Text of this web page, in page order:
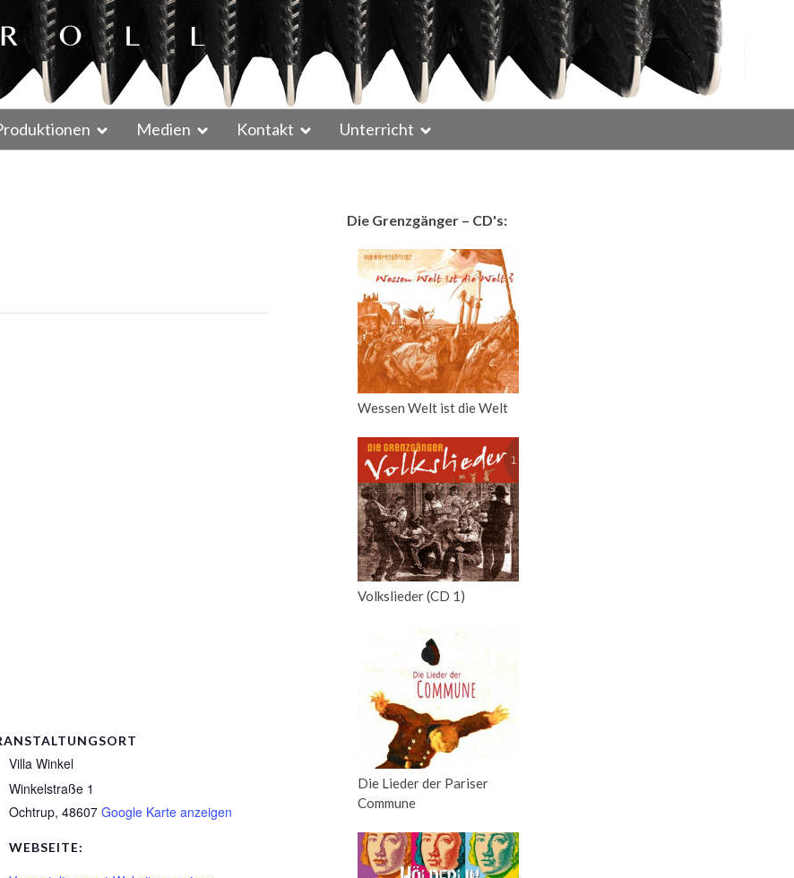
Medien Kontakt Unterricht
Villa Winkel
Winkelstraße 1
Ochtrup, 48607 Google Karte anzeigen
WEBSEITE:
Die Grenzgänger – CD's:
Wessen Welt ist die Welt
Volkslieder (CD 1)
Die Lieder der Pariser
Commune